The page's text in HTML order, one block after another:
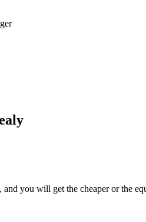
you will get the cheaper or the